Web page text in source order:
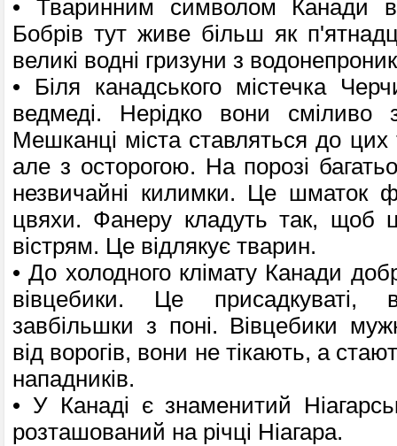
• Тваринним символом Канади
Бобрів тут живе більш як
великі водні гризуни з
• Біля канадського містечка
ведмеді. Нерідко вони сміливо
Мешканці міста ставляться до
але з осторогою. На порозі
незвичайні килимки. Це шматок
цвяхи. Фанеру кладуть так, щоб
вістрям. Це відлякує тварин.
• До холодного клімату Канади
вівцебики. Це присадкуваті,
завбільшки з поні. Вівцебики
від ворогів, вони не тікають, а
нападників.
• У Канаді є знаменитий
розташований на річці Ніагара.